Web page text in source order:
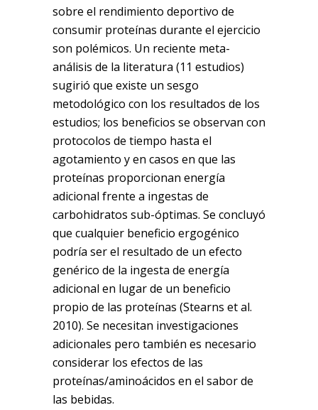
sobre el rendimiento deportivo de
consumir proteínas durante el ejercicio
son polémicos. Un reciente meta-
análisis de la literatura (11 estudios)
sugirió que existe un sesgo
metodológico con los resultados de los
estudios; los beneficios se observan con
protocolos de tiempo hasta el
agotamiento y en casos en que las
proteínas proporcionan energía
adicional frente a ingestas de
carbohidratos sub-óptimas. Se concluyó
que cualquier beneficio ergogénico
podría ser el resultado de un efecto
genérico de la ingesta de energía
adicional en lugar de un beneficio
propio de las proteínas (Stearns et al.
2010). Se necesitan investigaciones
adicionales pero también es necesario
considerar los efectos de las
proteínas/aminoácidos en el sabor de
las bebidas.